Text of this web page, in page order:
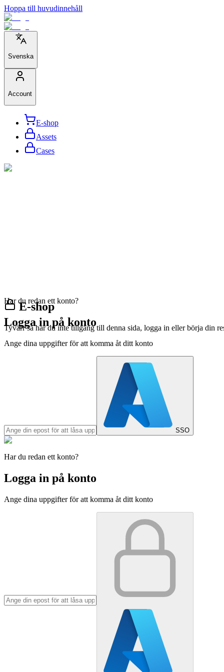
Hoppa till huvudinnehåll
Svenska
Account
E-shop
Assets
Cases
E-shop
Tyvärr så har du inte tillgång till denna sida, logga in eller börja din
Har du redan ett konto?
Logga in på konto
Ange dina uppgifter för att komma åt ditt konto
SSO
Har du redan ett konto?
Logga in på konto
Ange dina uppgifter för att komma åt ditt konto